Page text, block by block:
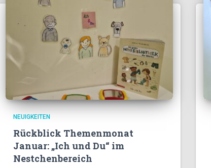
NEUIGKEITEN
Rückblick Themenmonat
Januar: „Ich und Du“ im
Nestchenbereich